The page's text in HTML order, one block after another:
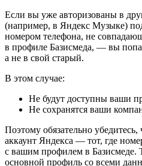
Если вы уже авторизованы в
(например, в Яндекс Музыке)
номером телефона, не
в профиле Базисмеда, — вы
а не в свой старый.
В этом случае:
Не будут доступны ваши
Не сохранятся ваши
Поэтому обязательно
аккаунт Яндекса — тот, где
с вашим профилем в Базисмеде.
основной профиль со всеми